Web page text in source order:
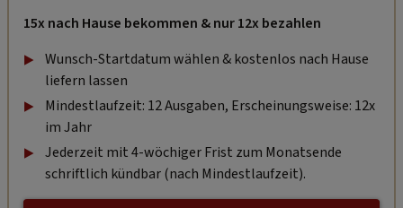
15x nach Hause bekommen & nur 12x bezahlen
Wunsch-Startdatum wählen & kostenlos nach Hause
liefern lassen
Mindestlaufzeit: 12 Ausgaben, Erscheinungsweise: 12x
im Jahr
Jederzeit mit 4-wöchiger Frist zum Monatsende
schriftlich kündbar (nach Mindestlaufzeit).